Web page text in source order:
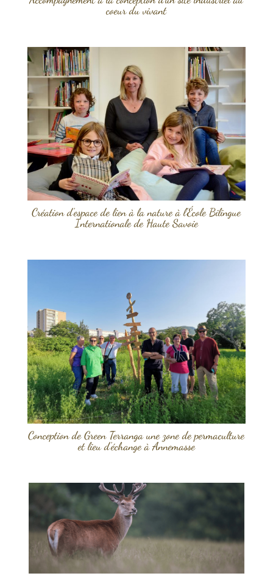
coeur du vivant
Création d’espace de lien à la nature à l’École Bilingue
Internationale de Haute Savoie
Conception de Green Terranga une zone de permaculture
et lieu d’échange à Annemasse